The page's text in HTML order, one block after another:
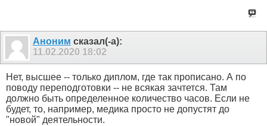
Аноним сказал(-а):
11.02.2020 18:02
Нет, высшее -- только диплом, где так прописано. А по
поводу переподготовки -- не всякая зачтется. Там
должно быть определенное количество часов. Если не
будет, то, например, медика просто не допустят до
"новой" деятельности.